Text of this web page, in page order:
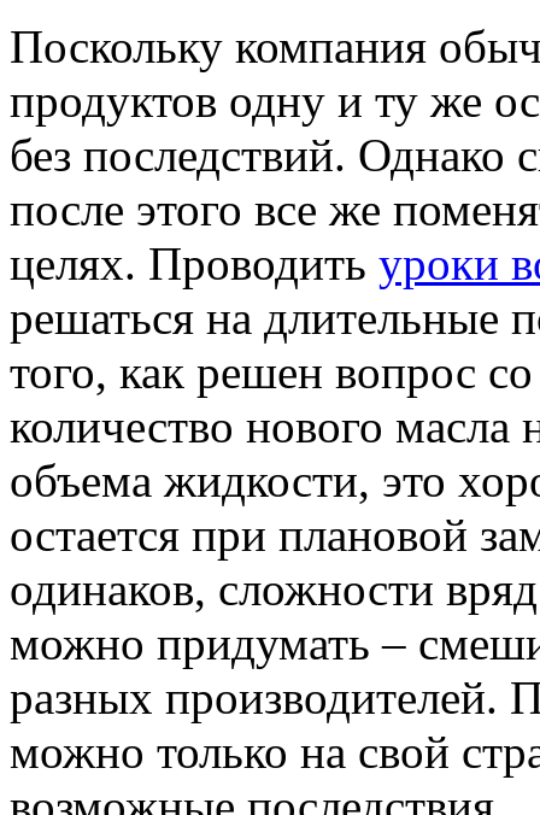
Поскольку компания
продуктов одну и ту же
без последствий. Однако
после этого все же
целях. Проводить уроки
решаться на длительные
того, как решен вопрос
количество нового
объема жидкости, это
остается при плановой
одинаков, сложности
можно придумать –
разных производителей.
можно только на свой